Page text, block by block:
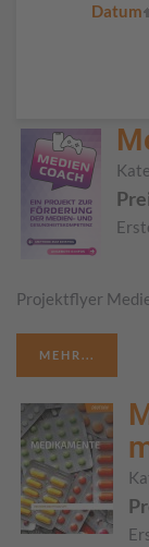
Datum
Projektflyer
MEHR...